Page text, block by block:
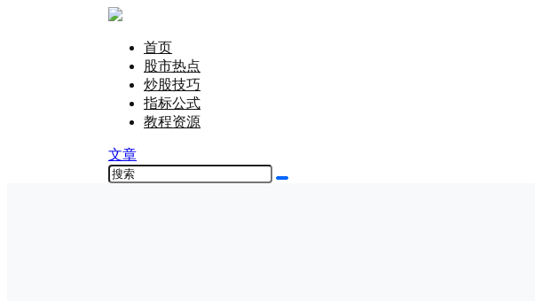
首页
股市热点
炒股技巧
指标公式
教程资源
文章